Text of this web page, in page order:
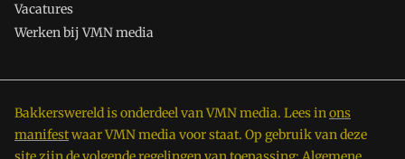
Vacatures
Werken bij VMN media
Bakkerswereld is onderdeel van VMN media. Lees inons
manifestwaar VMN media voor staat. Op gebruik van deze